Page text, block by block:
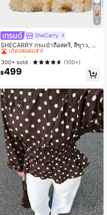
5
SheCarry
SHECARRY กระเป๋าถือสตรี, สีขาว, แฟ
ชั่น, สง่างาม, วันหยุด, งานปาร์ตี้
#1 ขายดี
เกือบหมดแล้ว!
#1 ขายดี
เกือบหมดแล้ว!
#1 ขายดี
เกือบหมดแล้ว!
#1 ขายดี
ใน บรรยากาศฤดูร้อน กระเป๋าหูหิ้วด้านบนผู้หญิง
300+ sold (100+)
฿499